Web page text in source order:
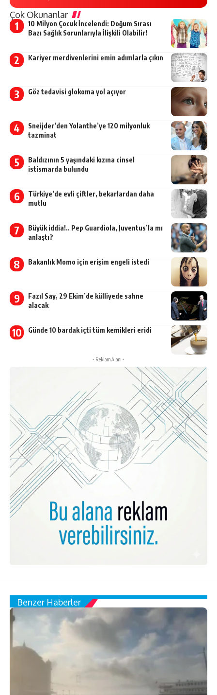
Çok Okunanlar
10 Milyon Çocuk İncelendi: Doğum Sırası
Bazı Sağlık Sorunlarıyla İlişkili Olabilir!
Kariyer merdivenlerini emin adımlarla çıkın
Göz tedavisi glokoma yol açıyor
Sneijder’den Yolanthe’ye 120 milyonluk
tazminat
Baldızının 5 yaşındaki kızına cinsel
istismarda bulundu
Türkiye’de evli çiftler, bekarlardan daha
mutlu
Büyük iddia!.. Pep Guardiola, Juventus’la mı
anlaştı?
Bakanlık Momo için erişim engeli istedi
Fazıl Say, 29 Ekim’de külliyede sahne
alacak
Günde 10 bardak içti tüm kemikleri eridi
- Reklam Alanı -
Benzer Haberler